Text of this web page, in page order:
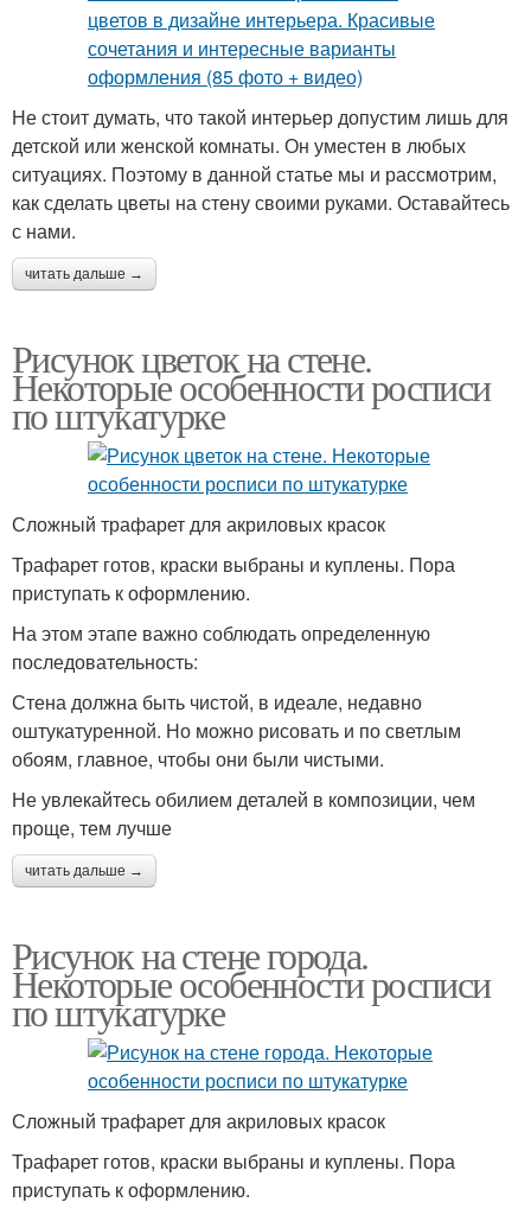
Не стоит думать, что такой интерьер допустим лишь для
детской или женской комнаты. Он уместен в любых
ситуациях. Поэтому в данной статье мы и рассмотрим,
как сделать цветы на стену своими руками. Оставайтесь
с нами.
читать дальше →
Рисунок цветок на стене.
Некоторые особенности росписи
по штукатурке
Сложный трафарет для акриловых красок
Трафарет готов, краски выбраны и куплены. Пора
приступать к оформлению.
На этом этапе важно соблюдать определенную
последовательность:
Стена должна быть чистой, в идеале, недавно
оштукатуренной. Но можно рисовать и по светлым
обоям, главное, чтобы они были чистыми.
Не увлекайтесь обилием деталей в композиции, чем
проще, тем лучше
читать дальше →
Рисунок на стене города.
Некоторые особенности росписи
по штукатурке
Сложный трафарет для акриловых красок
Трафарет готов, краски выбраны и куплены. Пора
приступать к оформлению.